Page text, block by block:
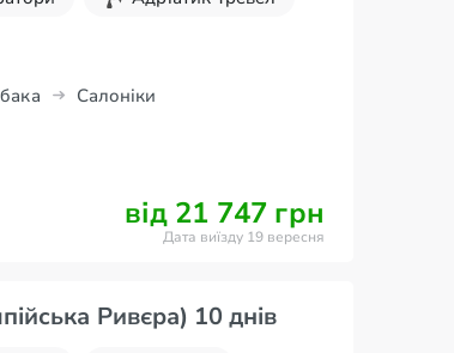
Салоніки
від 21 747 грн
Дата виїзду 19 вересня
Ривєра) 10 днів